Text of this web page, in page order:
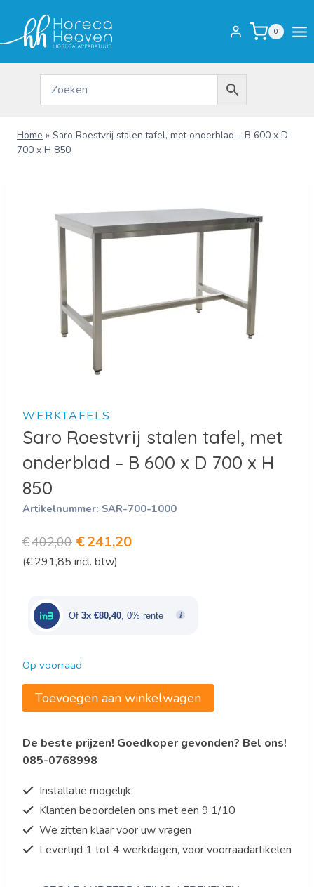
inhoud
0
Home » Saro Roestvrij stalen tafel, met onderblad – B 600 x D
700 x H 850
WERKTAFELS
Saro Roestvrij stalen tafel, met
onderblad – B 600 x D 700 x H
850
Artikelnummer: SAR-700-1000
€402,00 Oorspronkelijke
prijs
€402,00.
€241,20Huidige
€241,20.
(€291,85 incl. btw)
Of 3x €80,40, 0% rente
Op voorraad
Saro
Roestvrij
tafel,
met
-
B
600
x
Toevoegen aan winkelwagen
De beste prijzen! Goedkoper gevonden? Bel ons!
085-0768998
Installatie mogelijk
Klanten beoordelen ons met een 9.1/10
We zitten klaar voor uw vragen
Levertijd 1 tot 4 werkdagen, voor voorraadartikelen